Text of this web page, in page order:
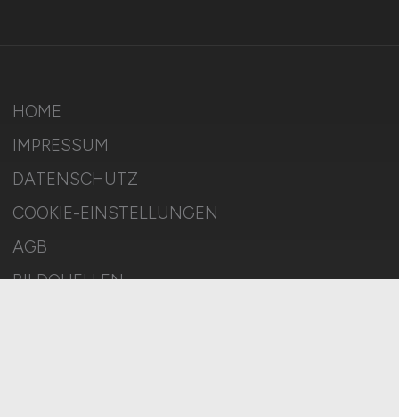
HOME
IMPRESSUM
DATENSCHUTZ
COOKIE-EINSTELLUNGEN
AGB
BILDQUELLEN